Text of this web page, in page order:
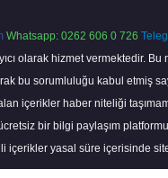
Whatsapp: 0262 606 0 726
olarak hizmet vermektedir.
bu sorumluluğu kabul etmiş
içerikler haber niteliği
bir bilgi paylaşım
yasal süre içerisinde